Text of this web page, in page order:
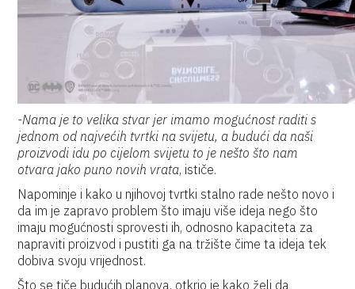
-Nama je to velika stvar jer imamo mogućnost raditi s
jednom od najvećih tvrtki na svijetu, a budući da naši
proizvodi idu po cijelom svijetu to je nešto što nam
otvara jako puno novih vrata, ističe.
Napominje i kako u njihovoj tvrtki stalno rade nešto novo i
da im je zapravo problem što imaju više ideja nego što
imaju mogućnosti sprovesti ih, odnosno kapaciteta za
napraviti proizvod i pustiti ga na tržište čime ta ideja tek
dobiva svoju vrijednost.
Što se tiče budućih planova, otkrio je kako želi da